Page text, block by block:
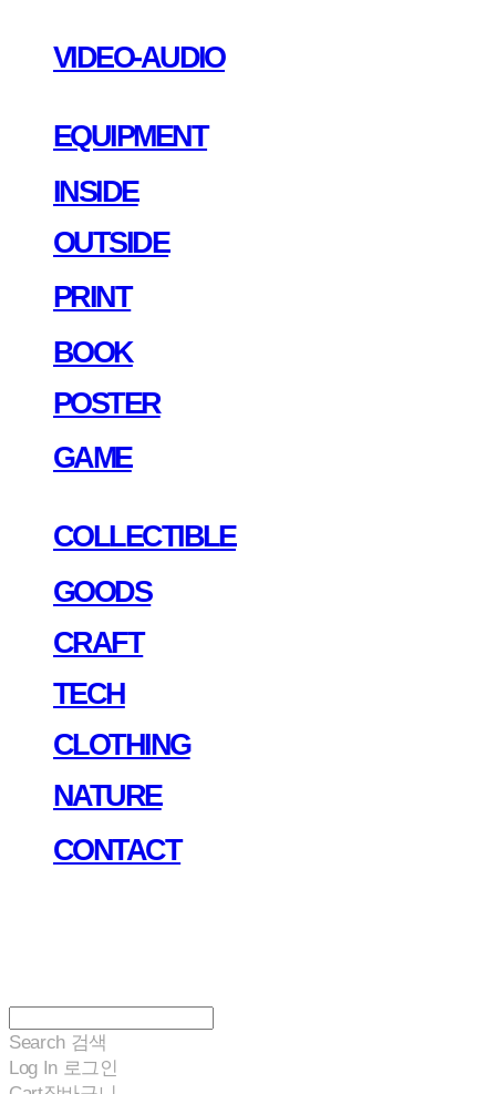
VIDEO-AUDIO
EQUIPMENT
INSIDE
OUTSIDE
PRINT
BOOK
POSTER
GAME
COLLECTIBLE
GOODS
CRAFT
TECH
CLOTHING
NATURE
CONTACT
Search 검색
Log In 로그인